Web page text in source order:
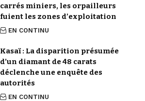
carrés miniers, les orpailleurs
fuient les zones d’exploitation
EN CONTINU
Kasaï : La disparition présumée
d’un diamant de 48 carats
déclenche une enquête des
autorités
EN CONTINU